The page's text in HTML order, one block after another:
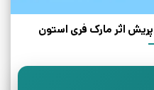
اثر مارک فری‌ استون